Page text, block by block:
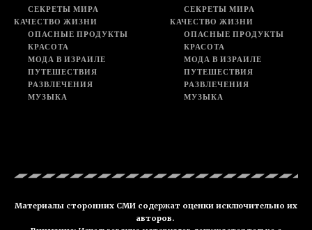
СЕКРЕТЫ МИРА
КАЧЕСТВО ЖИЗНИ
ОПАСНЫЕ ПРОДУКТЫ
КРАСОТА
МОДА В ИЗРАИЛЕ
ПУТЕШЕСТВИЯ
РАЗВЛЕЧЕНИЯ
МУЗЫКА
СЕКРЕТЫ МИРА
КАЧЕСТВО ЖИЗНИ
ОПАСНЫЕ ПРОДУКТЫ
КРАСОТА
МОДА В ИЗРАИЛЕ
ПУТЕШЕСТВИЯ
РАЗВЛЕЧЕНИЯ
МУЗЫКА
Материалы сторонних СМИ содержат оценки исключительно их
авторов.